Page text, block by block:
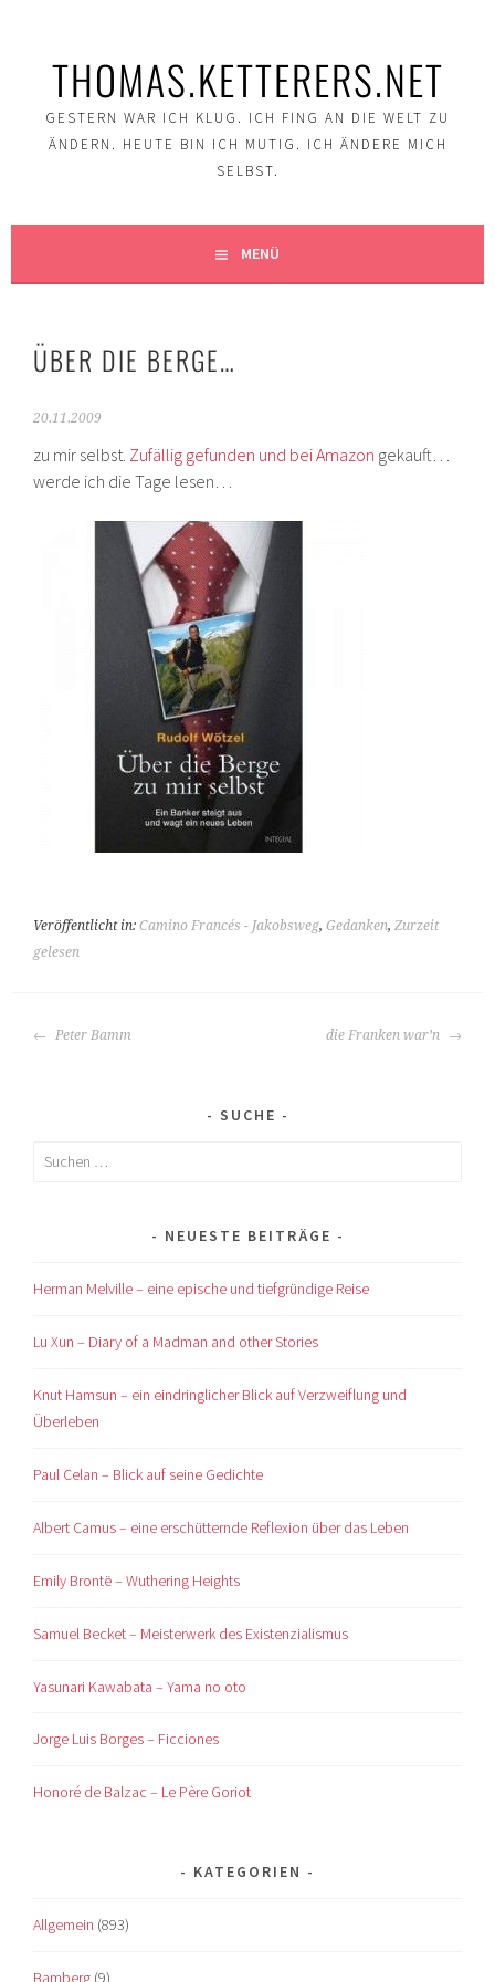
THOMAS.KETTERERS.NET
GESTERN WAR ICH KLUG. ICH FING AN DIE WELT ZU
ÄNDERN. HEUTE BIN ICH MUTIG. ICH ÄNDERE MICH
SELBST.
MENÜ
ÜBER DIE BERGE…
20.11.2009
zu mir selbst. Zufällig gefunden und bei Amazon gekauft…
werde ich die Tage lesen…
Veröffentlicht in:Camino Francés - Jakobsweg,Gedanken,Zurzeit
gelesen
BEITRAGS-
Peter Bamm die Franken war’n
SUCHE
Suchen
NEUESTE BEITRÄGE
Herman Melville – eine epische und tiefgründige Reise
Lu Xun – Diary of a Madman and other Stories
Knut Hamsun – ein eindringlicher Blick auf Verzweiflung und
Überleben
Paul Celan – Blick auf seine Gedichte
Albert Camus – eine erschütternde Reflexion über das Leben
Emily Brontë – Wuthering Heights
Samuel Becket – Meisterwerk des Existenzialismus
Yasunari Kawabata – Yama no oto
Jorge Luis Borges – Ficciones
Honoré de Balzac – Le Père Goriot
KATEGORIEN
Allgemein (893)
Bamberg (9)